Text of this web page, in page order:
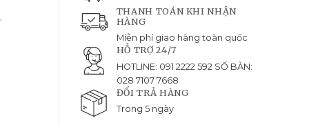
THANH TOÁN KHI NHẬN
HÀNG
Miễn phí giao hàng toàn quốc
HỖ TRỢ 24/7
HOTLINE: 091 2222 592 SỐ BÀN:
028 7107 7668
ĐỔI TRẢ HÀNG
Trong 5 ngày